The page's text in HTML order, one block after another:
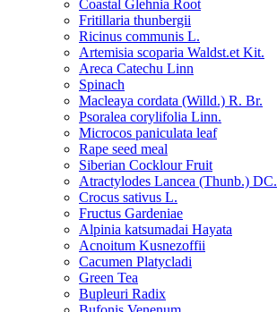
Coastal Glehnia Root
Fritillaria thunbergii
Ricinus communis L.
Artemisia scoparia Waldst.et Kit.
Areca Catechu Linn
Spinach
Macleaya cordata (Willd.) R. Br.
Psoralea corylifolia Linn.
Microcos paniculata leaf
Rape seed meal
Siberian Cocklour Fruit
Atractylodes Lancea (Thunb.) DC.
Crocus sativus L.
Fructus Gardeniae
Alpinia katsumadai Hayata
Acnoitum Kusnezoffii
Cacumen Platycladi
Green Tea
Bupleuri Radix